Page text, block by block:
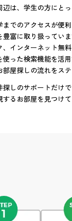
は、学生の方にと
までのアクセスが便
豊富に取り扱ってい
インターネット無
使った検索機能を活
部屋探しの流れをス
探しのサポートだけ
するお部屋を見つけ